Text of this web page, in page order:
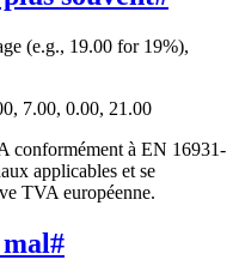
(e.g., 19.00 for 19%),
7.00, 0.00, 21.00
conformément à EN 16931-
applicables et se
TVA européenne.
#